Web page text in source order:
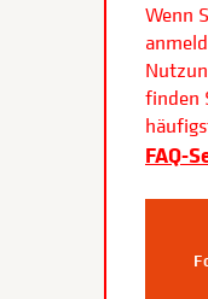
Wenn
finden
FAQ-